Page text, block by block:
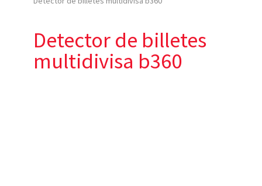
Detector de billetes
multidivisa b360